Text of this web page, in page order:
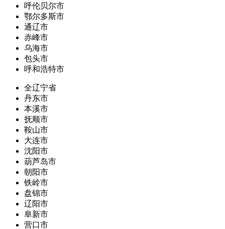
呼伦贝尔市
鄂尔多斯市
通辽市
赤峰市
乌海市
包头市
呼和浩特市
全辽宁省
丹东市
本溪市
抚顺市
鞍山市
大连市
沈阳市
葫芦岛市
朝阳市
铁岭市
盘锦市
辽阳市
阜新市
营口市